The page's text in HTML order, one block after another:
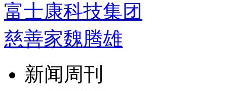
富士康科技集团
慈善家魏腾雄
新闻周刊